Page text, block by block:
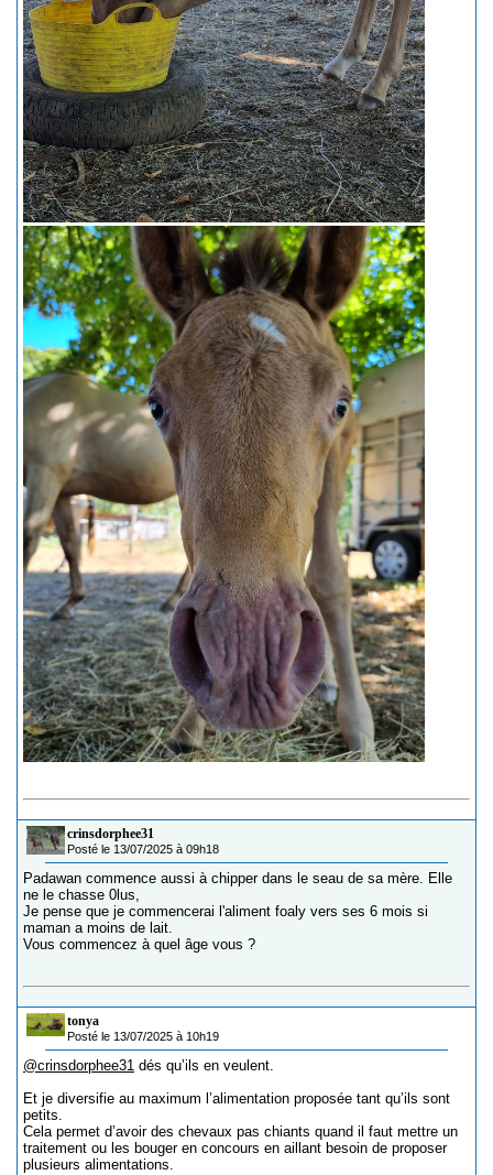
crinsdorphee31
Posté le 13/07/2025 à 09h18
Padawan commence aussi à chipper dans le seau de sa mère. Elle
ne le chasse 0lus,
Je pense que je commencerai l'aliment foaly vers ses 6 mois si
maman a moins de lait.
Vous commencez à quel âge vous ?
tonya
Posté le 13/07/2025 à 10h19
@crinsdorphee31 dés qu’ils en veulent.
Et je diversifie au maximum l’alimentation proposée tant qu’ils sont
petits.
Cela permet d’avoir des chevaux pas chiants quand il faut mettre un
traitement ou les bouger en concours en aillant besoin de proposer
plusieurs alimentations.